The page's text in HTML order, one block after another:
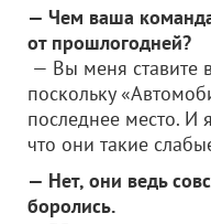
— Чем ваша
от прошлогодней?
— Вы меня ставите
поскольку
последнее место. И
что они такие
— Нет, они ведь
боролись.